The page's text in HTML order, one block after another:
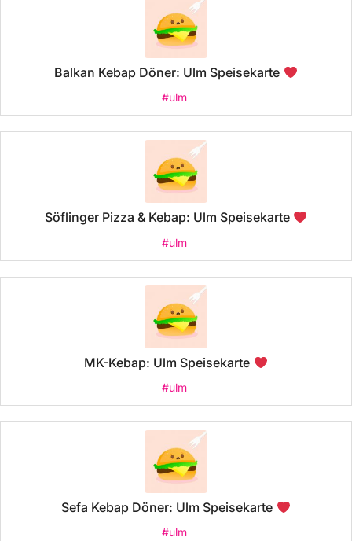
Balkan Kebap Döner: Ulm Speisekarte
#ulm
Söflinger Pizza & Kebap: Ulm Speisekarte
#ulm
MK-Kebap: Ulm Speisekarte
#ulm
Sefa Kebap Döner: Ulm Speisekarte
#ulm